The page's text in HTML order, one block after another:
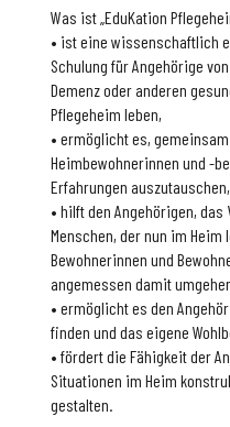
Was ist „EduKation
• ist eine wissenschaftlich
Schulung für Angehörige
Demenz oder anderen
Pflegeheim leben,
• ermöglicht es,
Heimbewohnerinnen und -
Erfahrungen auszutauschen,
• hilft den Angehörigen,
Menschen, der nun im
Bewohnerinnen und
angemessen damit
• ermöglicht es den
finden und das eigene
• fördert die Fähigkeit der
Situationen im Heim
gestalten.